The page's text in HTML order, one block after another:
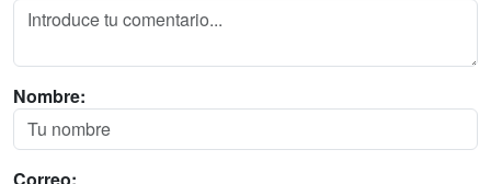
Nombre:
Correo: